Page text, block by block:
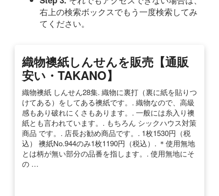
右上の検索ボックスでもう一度検索してみ
てください。
織物襖紙しんせんを販売【通販
安い・TAKANO】
織物襖紙 しんせん28集. 織物に裏打（裏に紙を貼りつ
けてある）をしてある襖紙です。. 織物なので、高級
感もあり破れにくさもあります。. 一般には糸入り襖
紙とも言われています。. もちろん シックハウス対策
商品 です。. 店長お勧め商品です。. 1枚1530円（税
込） 襖紙No.944のみ1枚1190円（税込）. ＊使用無地
とは柄が無い部分の品番を指します。. 使用無地にそ
の …